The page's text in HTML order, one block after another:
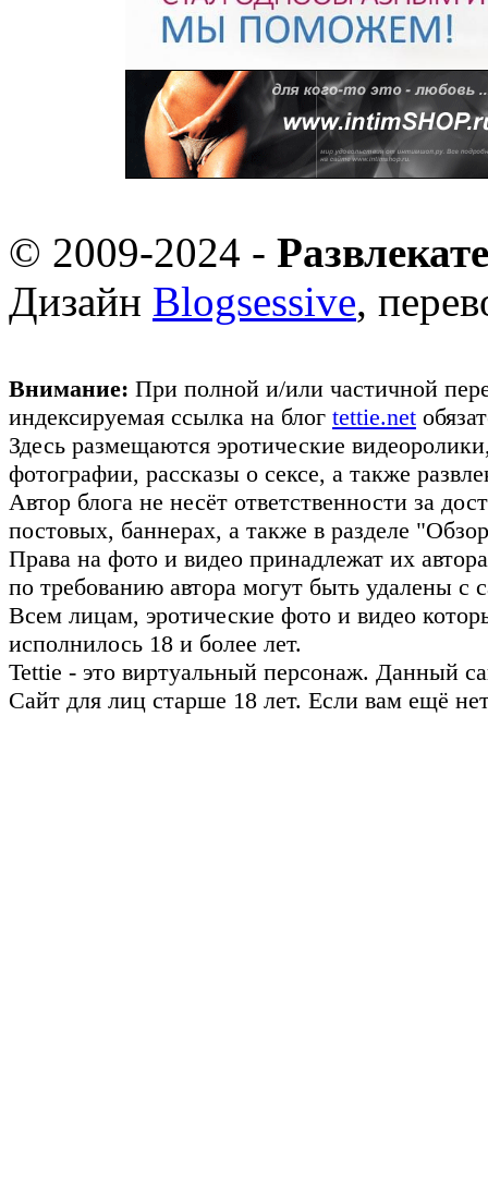
© 2009-2024 -
Дизайн Blogsessive,
Внимание: При полной и/или частичной
индексируемая ссылка на блог tettie.net
Здесь размещаются эротические
фотографии, рассказы о сексе, а также
Автор блога не несёт ответственности за
постовых, баннерах, а также в разделе
Права на фото и видео принадлежат их
по требованию автора могут быть удалены с
Всем лицам, эротические фото и видео
исполнилось 18 и более лет.
Tettie - это виртуальный персонаж. Данный
Сайт для лиц старше 18 лет. Если вам ещё